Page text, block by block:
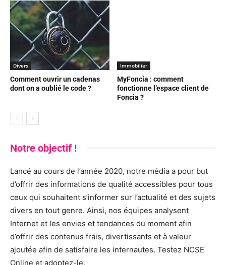
Divers
Comment ouvrir un cadenas
dont on a oublié le code ?
Immobilier
MyFoncia : comment
fonctionne l’espace client de
Foncia ?
Notre objectif !
Lancé au cours de l’année 2020, notre média a pour but
d’offrir des informations de qualité accessibles pour tous
ceux qui souhaitent s’informer sur l’actualité et des sujets
divers en tout genre. Ainsi, nos équipes analysent
Internet et les envies et tendances du moment afin
d’offrir des contenus frais, divertissants et à valeur
ajoutée afin de satisfaire les internautes. Testez NCSE
Online et adoptez-le.